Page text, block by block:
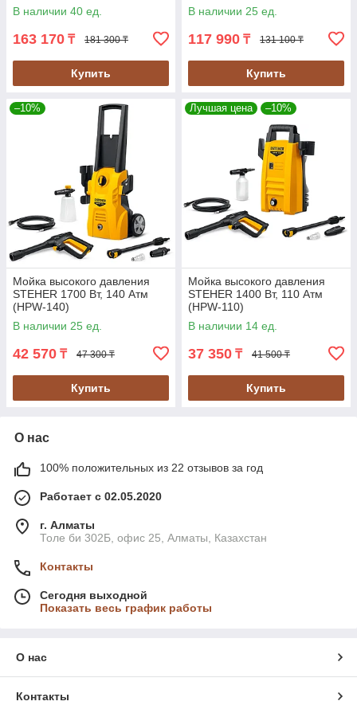
В наличии 40 ед.
163 170 ₸ 181 300 ₸
Купить
В наличии 25 ед.
117 990 ₸ 131 100 ₸
Купить
–10%
Мойка высокого давления
STEHER 1700 Вт, 140 Атм
(HPW-140)
В наличии 25 ед.
42 570 ₸ 47 300 ₸
Купить
Лучшая цена –10%
Мойка высокого давления
STEHER 1400 Вт, 110 Атм
(HPW-110)
В наличии 14 ед.
37 350 ₸ 41 500 ₸
Купить
О нас
100% положительных из 22 отзывов за год
Работает с 02.05.2020
г. Алматы
Толе би 302Б, офис 25, Алматы, Казахстан
Контакты
Сегодня выходной
Показать весь график работы
О нас
Контакты